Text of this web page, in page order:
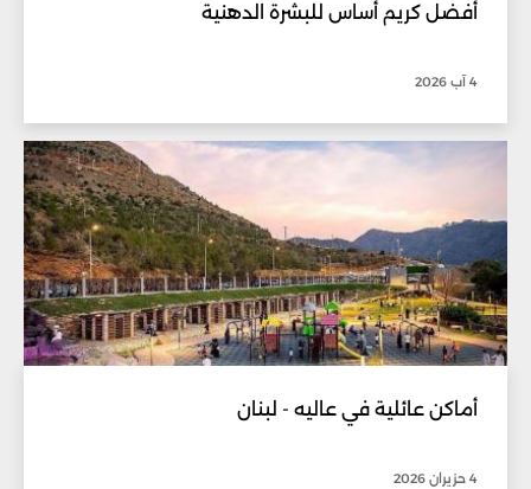
أفضل كريم أساس للبشرة الدهنية
4 آب 2026
أماكن عائلية في عاليه - لبنان
4 حزيران 2026